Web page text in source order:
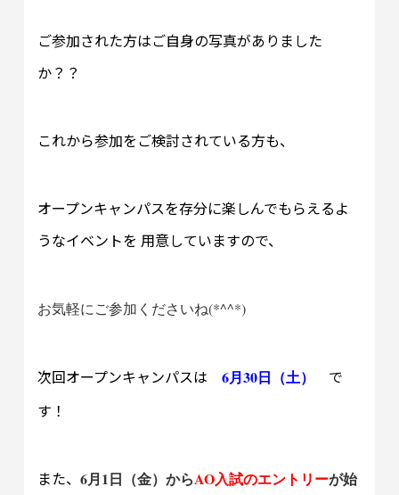
ご参加された方はご自身の写真がありました
か？？
これから参加をご検討されている方も、
オープンキャンパスを存分に楽しんでもらえるよ
うなイベントを 用意していますので、
お気軽にご参加くださいね(*^^*)
次回オープンキャンパスは 6月 30日（土）
で
す！
また、 6月 1 日（金）からAO入試のエントリーが始